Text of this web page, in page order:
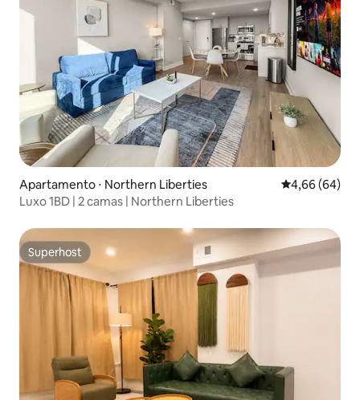
Apartamento ⋅ Northern Liberties 4,66 de uma
4,66 (64)
Luxo 1BD | 2 camas | Northern Liberties
Superhost
Superhost